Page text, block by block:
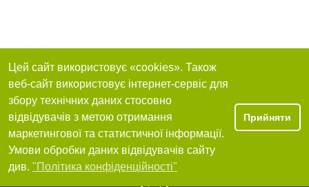
Цей сайт використовує «cookies». Також
веб-сайт використовує інтернет-сервіс для
збору технічних даних стосовно
відвідувачів з метою отримання
маркетингової та статистичної інформації.
Умови обробки даних відвідувачів сайту
див. "Політика конфіденційності"
Прийняти